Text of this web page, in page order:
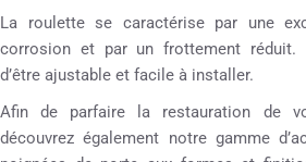
La roulette se caractérise par une
corrosion et par un frottement réduit.
d’être ajustable et facile à installer.
Afin de parfaire la restauration de
découvrez également notre gamme